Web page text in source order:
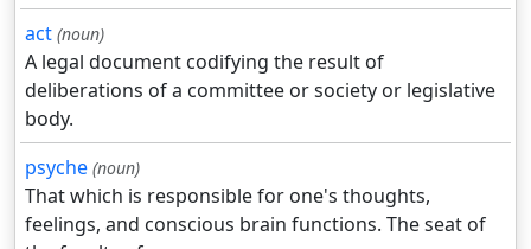
act (noun)
A legal document codifying the result of
deliberations of a committee or society or legislative
body.
psyche (noun)
That which is responsible for one's thoughts,
feelings, and conscious brain functions. The seat of